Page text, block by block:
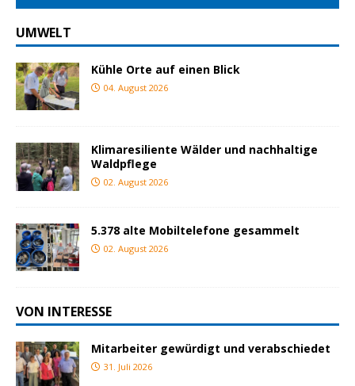
UMWELT
Kühle Orte auf einen Blick
04. August 2026
Klimaresiliente Wälder und nachhaltige
Waldpflege
02. August 2026
5.378 alte Mobiltelefone gesammelt
02. August 2026
VON INTERESSE
Mitarbeiter gewürdigt und verabschiedet
31. Juli 2026